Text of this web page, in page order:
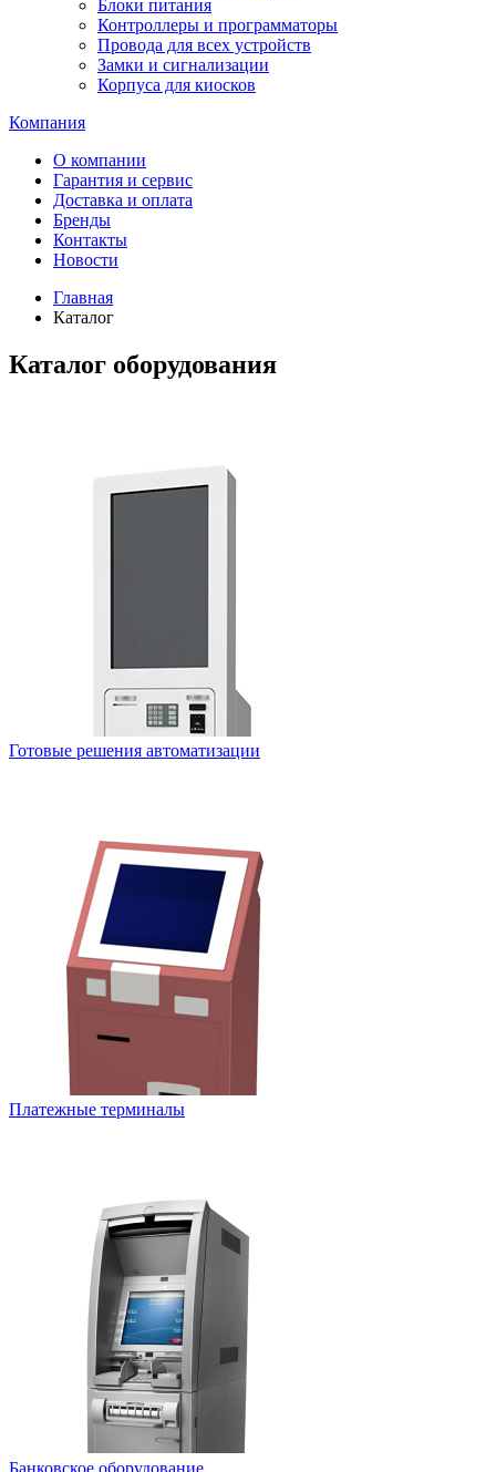
Блоки питания
Контроллеры и программаторы
Провода для всех устройств
Замки и сигнализации
Корпуса для киосков
Компания
О компании
Гарантия и сервис
Доставка и оплата
Бренды
Контакты
Новости
Главная
Каталог
Каталог оборудования
Готовые решения автоматизации
Платежные терминалы
Банковское оборудование